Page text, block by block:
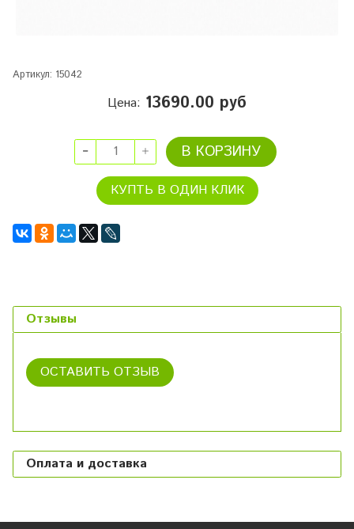
Артикул: 15042
Цена: 13690.00 руб
В КОРЗИНУ
КУПТЬ В ОДИН КЛИК
Отзывы
ОСТАВИТЬ ОТЗЫВ
Оплата и доставка